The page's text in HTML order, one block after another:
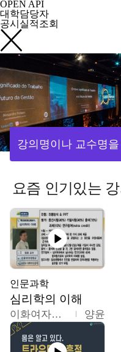
OPEN API
대학담당자
공시실적조회
강의명이나 교수명
요즘 인기있는 강
인문과학
심리학의 이해
이화여자대학교 양윤